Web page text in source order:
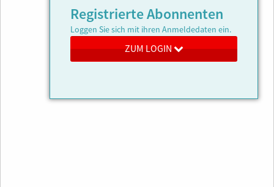
Registrierte Abonnenten
Loggen Sie sich mit ihren Anmeldedaten ein.
ZUM LOGIN